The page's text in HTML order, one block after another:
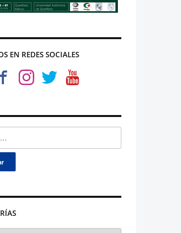
EN REDES SOCIALES